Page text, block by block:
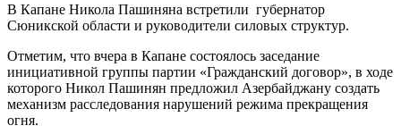
В Капане Никола Пашиняна встретили губернатор
Сюникской области и руководители силовых структур.
Отметим, что вчера в Капане состоялось заседание
инициативной группы партии «Гражданский договор», в ходе
которого Никол Пашинян предложил Азербайджану создать
механизм расследования нарушений режима прекращения
огня.